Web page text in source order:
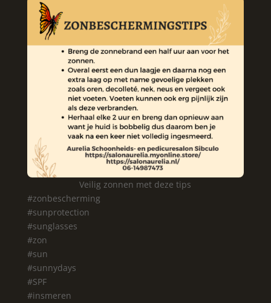
Veilig zonnen met deze tips
#zonbescherming
#sunprotection
#sunglasses
#zon
#sun
#sunnydays
#SPF
#insmeren